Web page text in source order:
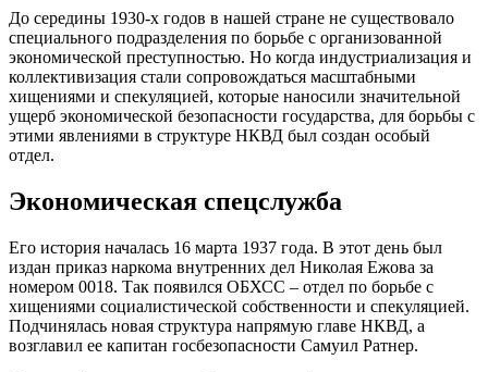
До середины 1930-х годов в нашей стране не существовало
специального подразделения по борьбе с организованной
экономической преступностью. Но когда индустриализация и
коллективизация стали сопровождаться масштабными
хищениями и спекуляцией, которые наносили значительной
ущерб экономической безопасности государства, для борьбы с
этими явлениями в структуре НКВД был создан особый
отдел.
Экономическая спецслужба
Его история началась 16 марта 1937 года. В этот день был
издан приказ наркома внутренних дел Николая Ежова за
номером 0018. Так появился ОБХСС – отдел по борьбе с
хищениями социалистической собственности и спекуляцией.
Подчинялась новая структура напрямую главе НКВД, а
возглавил ее капитан госбезопасности Самуил Ратнер.